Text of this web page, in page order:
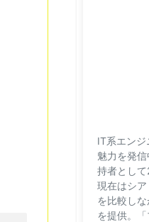
IT系エン
魅力を発
持者として
現在はシ
を比較し
を提供。